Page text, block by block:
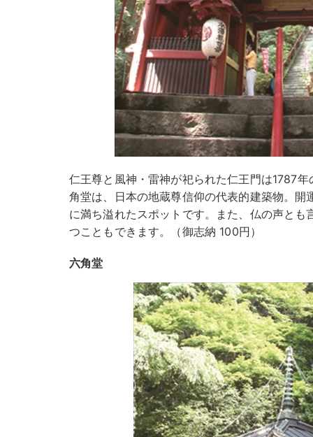
仁王尊と風神・雷神が祀られた仁王門は1787年
角堂は、日本の地蔵尊信仰の代表的建築物。開
に満ち溢れたスポットです。また、仏の声と
つこともできます。（御志納 100円）
六角堂